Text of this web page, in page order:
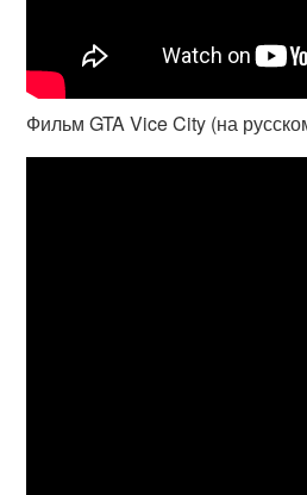
Фильм GTA Vice City (на